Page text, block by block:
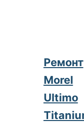
Ремонт
Morel
Ultimo